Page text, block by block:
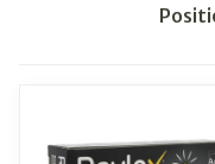
Trier